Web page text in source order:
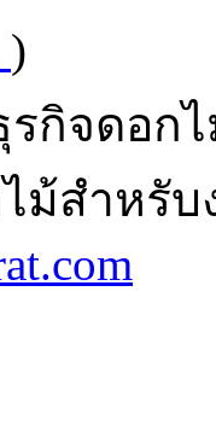
)
กิจดอก
ม้สำหรั